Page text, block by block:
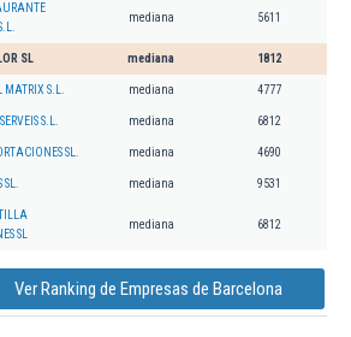
mediana 5611
SL mediana 1812
S.L. mediana 4777
S.L. mediana 6812
SL. mediana 4690
SL. mediana 9531
SL
mediana 6812
Ver Ranking de Empresas de Barcelona